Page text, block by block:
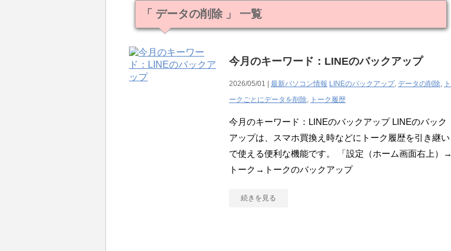
「 データの削除 」 一覧
今月のキーワード：LINEのバックアップ
2026/05/01 | 最新パソコン情報 LINEのバックアップ, データの削除, ト
ークごとにデータを削除, トーク履歴
今月のキーワード：LINEのバックアップ LINEのバック
アップは、スマホ買換え時などにトーク履歴を引き継い
で使える便利な機能です。 「設定（ホーム画面右上）→
トーク→トークのバックアップ
続きを見る